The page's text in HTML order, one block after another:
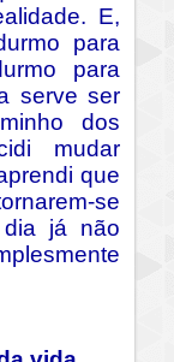
E,
para
para
serve ser
dos
mudar
que
se
dia já não